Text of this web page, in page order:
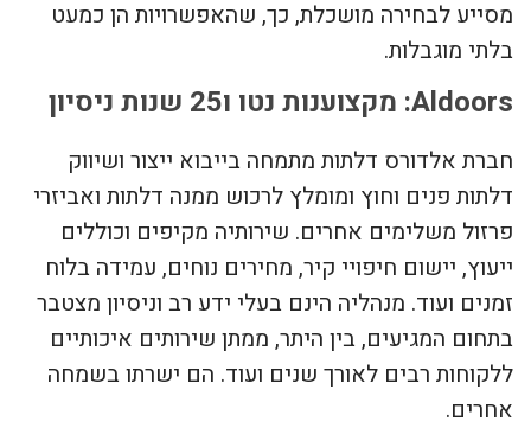
מסייע לבחירה מושכלת, כך, שהאפשרויות הן כמעט
בלתי מוגבלות.
Aldoors: מקצוענות נטו ו25 שנות ניסיון
חברת אלדורס דלתות מתמחה בייבוא ייצור ושיווק
דלתות פנים וחוץ ומומלץ לרכוש ממנה דלתות ואביזרי
פרזול משלימים אחרים. שירותיה מקיפים וכוללים
ייעוץ, יישום חיפויי קיר, מחירים נוחים, עמידה בלוח
זמנים ועוד. מנהליה הינם בעלי ידע רב וניסיון מצטבר
בתחום המגיעים, בין היתר, ממתן שירותים איכותיים
ללקוחות רבים לאורך שנים ועוד. הם ישרתו בשמחה
אחרים.